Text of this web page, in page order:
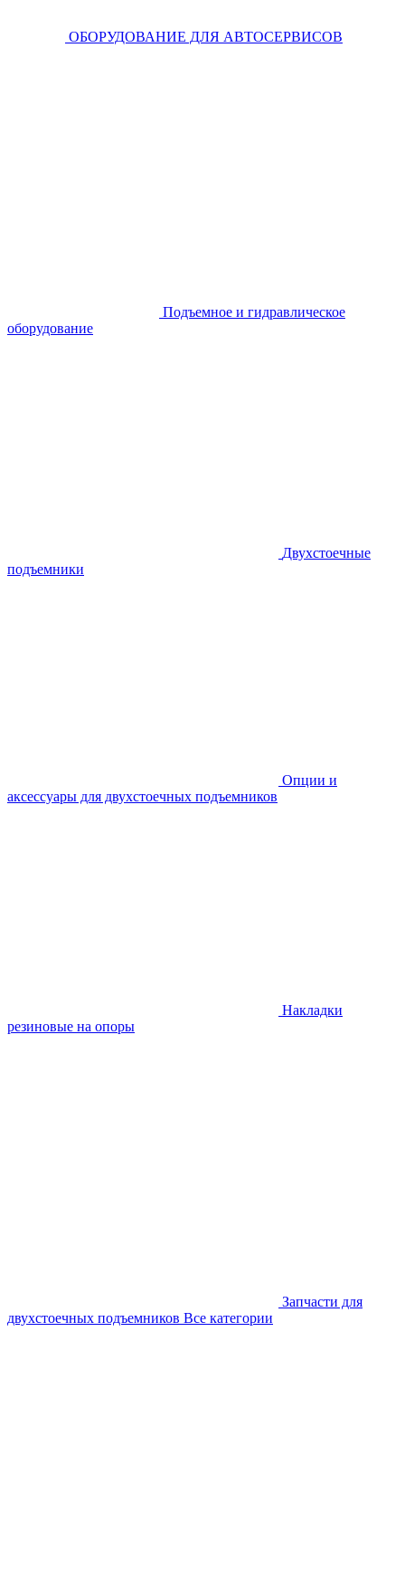
ОБОРУДОВАНИЕ ДЛЯ АВТОСЕРВИСОВ
Подъемное и гидравлическое
оборудование
Двухстоечные
подъемники
Опции и
аксессуары для двухстоечных подъемников
Накладки
резиновые на опоры
Запчасти для
двухстоечных подъемников Все категории